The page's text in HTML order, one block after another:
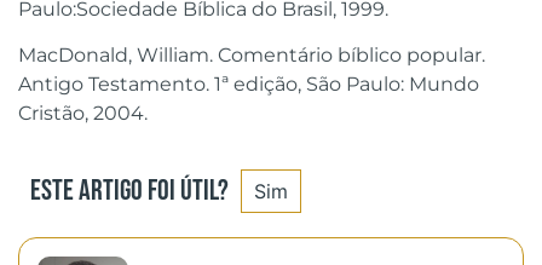
Paulo:Sociedade Bíblica do Brasil, 1999.
MacDonald, William. Comentário bíblico popular.
Antigo Testamento. 1ª edição, São Paulo: Mundo
Cristão, 2004.
Este artigo foi útil? Sim